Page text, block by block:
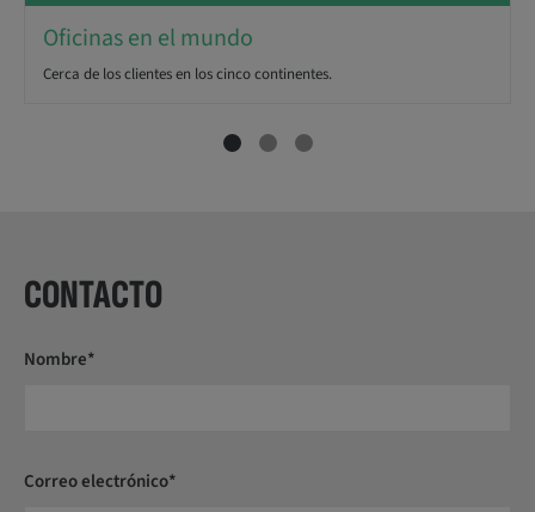
Oficinas en el mundo
Cerca de los clientes en los cinco continentes.
CONTACTO
Nombre*
Correo electrónico*